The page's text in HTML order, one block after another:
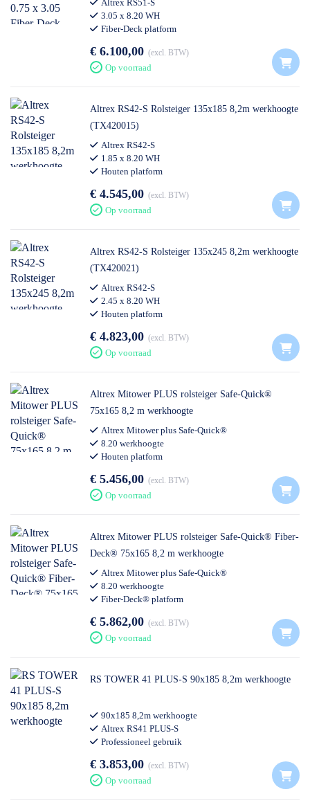
Altrex RS51-S
3.05 x 8.20 WH
Fiber-Deck platform
€ 6.100,00 excl. BTW
Op voorraad
Altrex RS42-S Rolsteiger 135x185 8,2m werkhoogte
(TX420015)
Altrex RS42-S
1.85 x 8.20 WH
Houten platform
€ 4.545,00 excl. BTW
Op voorraad
Altrex RS42-S Rolsteiger 135x245 8,2m werkhoogte
(TX420021)
Altrex RS42-S
2.45 x 8.20 WH
Houten platform
€ 4.823,00 excl. BTW
Op voorraad
Altrex Mitower PLUS rolsteiger Safe-Quick®
75x165 8,2 m werkhoogte
Altrex Mitower plus Safe-Quick®
8.20 werkhoogte
Houten platform
€ 5.456,00 excl. BTW
Op voorraad
Altrex Mitower PLUS rolsteiger Safe-Quick® Fiber-
Deck® 75x165 8,2 m werkhoogte
Altrex Mitower plus Safe-Quick®
8.20 werkhoogte
Fiber-Deck® platform
€ 5.862,00 excl. BTW
Op voorraad
RS TOWER 41 PLUS-S 90x185 8,2m werkhoogte
90x185 8,2m werkhoogte
Altrex RS41 PLUS-S
Professioneel gebruik
€ 3.853,00 excl. BTW
Op voorraad